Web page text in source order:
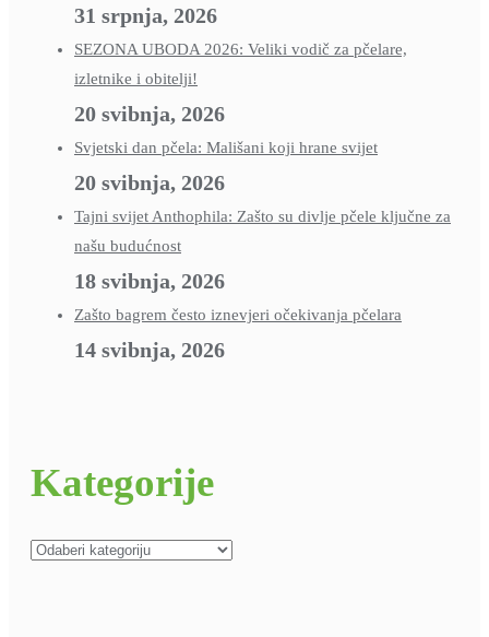
31 srpnja, 2026
SEZONA UBODA 2026: Veliki vodič za pčelare,
izletnike i obitelji!
20 svibnja, 2026
Svjetski dan pčela: Mališani koji hrane svijet
20 svibnja, 2026
Tajni svijet Anthophila: Zašto su divlje pčele ključne za
našu budućnost
18 svibnja, 2026
Zašto bagrem često iznevjeri očekivanja pčelara
14 svibnja, 2026
Kategorije
Kategorije